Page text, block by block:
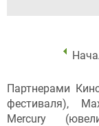
Партнерами
фестиваля),
Mercury